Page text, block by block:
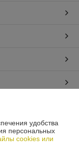
№1, каб.16
удобства
персональных
cookies или